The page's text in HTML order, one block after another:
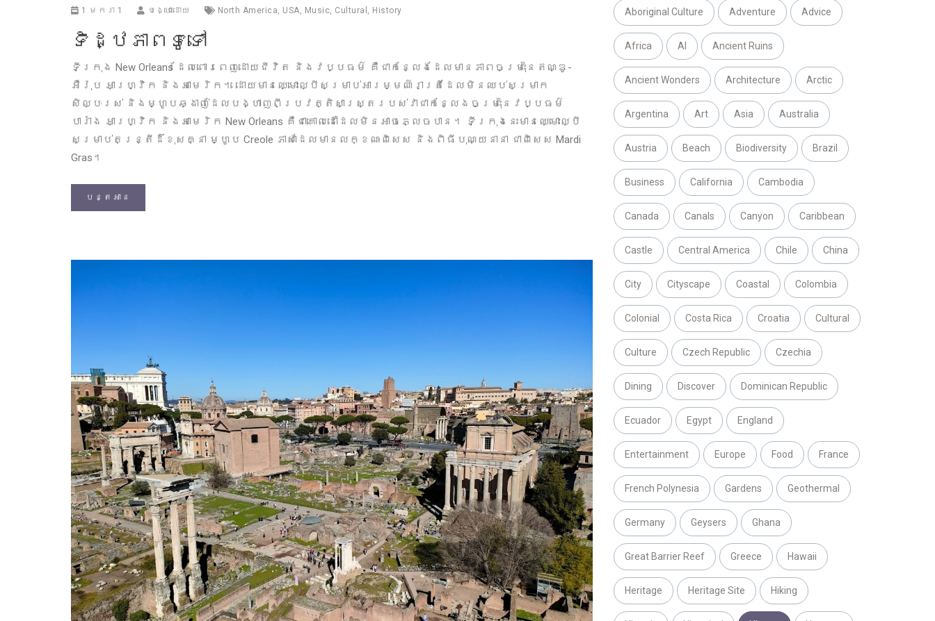
1 មករា 1 បង្ហោះដោយ North America, USA, Music, Cultural , History
ទិដ្ឋភាពទូទៅ
ទីក្រុង New Orleans ដែលពោរពេញដោយជីវិត និងវប្បធម៌ គឺជាកន្លែងដែលមានភាពចម្រុះនៃឥណ្ឌូ-
អឺរ៉ុប អាហ្វ្រិក និងអាមេរិក។ ដោយមានឈ្មោះល្បីសម្រាប់អារម្មណ៍រាត្រីដែលមិនឈប់សម្រាក
សិល្បៈរស់ និងម្ហូបឆ្ងាញ់ដែលបង្ហាញពីប្រវត្តិសាស្ត្ររបស់វាជាកន្លែងចម្រុះនៃវប្បធម៌
បារាំង អាហ្វ្រិក និងអាមេរិក New Orleans គឺជាគោលដៅដែលមិនអាចភ្លេចបាន។ ទីក្រុងនេះមានឈ្មោះល្បី
សម្រាប់តន្ត្រីដ៏ខុសគ្នា ម្ហូប Creole ភាសាដែលមានលក្ខណៈពិសេស និងពិធីបុណ្យនានា ជាពិសេស Mardi
Gras។
បន្តអាន
Aboriginal Culture Adventure Advice
Africa AI Ancient Ruins
Ancient Wonders Architecture Arctic
Argentina Art Asia Australia
Austria Beach Biodiversity Brazil
Business California Cambodia
Canada Canals Canyon Caribbean
Castle Central America Chile China
City Cityscape Coastal Colombia
Colonial Costa Rica Croatia Cultural
Culture Czech Republic Czechia
Dining Discover Dominican Republic
Ecuador Egypt England
Entertainment Europe Food France
French Polynesia Gardens Geothermal
Germany Geysers Ghana
Great Barrier Reef Greece Hawaii
Heritage Heritage Site Hiking